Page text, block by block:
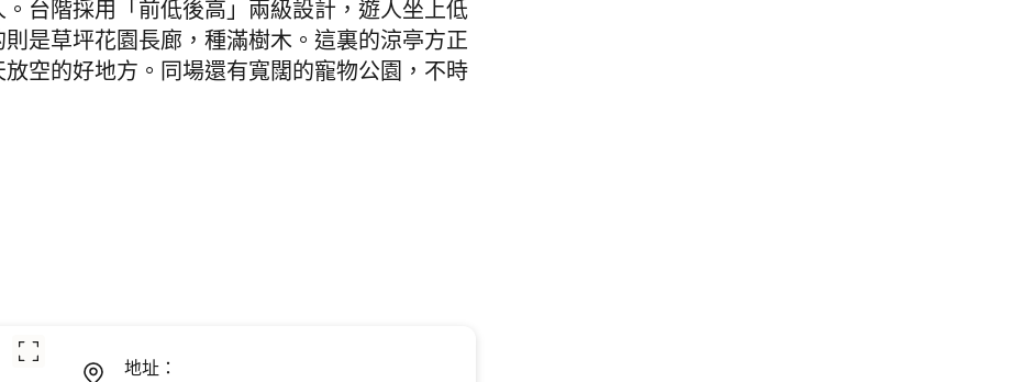
。台階採用「前低後高」兩級設計，遊人坐上低
是草坪花園長廊，種滿樹木。這裏的涼亭方正
放空的好地方。同場還有寬闊的寵物公園 ，不時
地址：